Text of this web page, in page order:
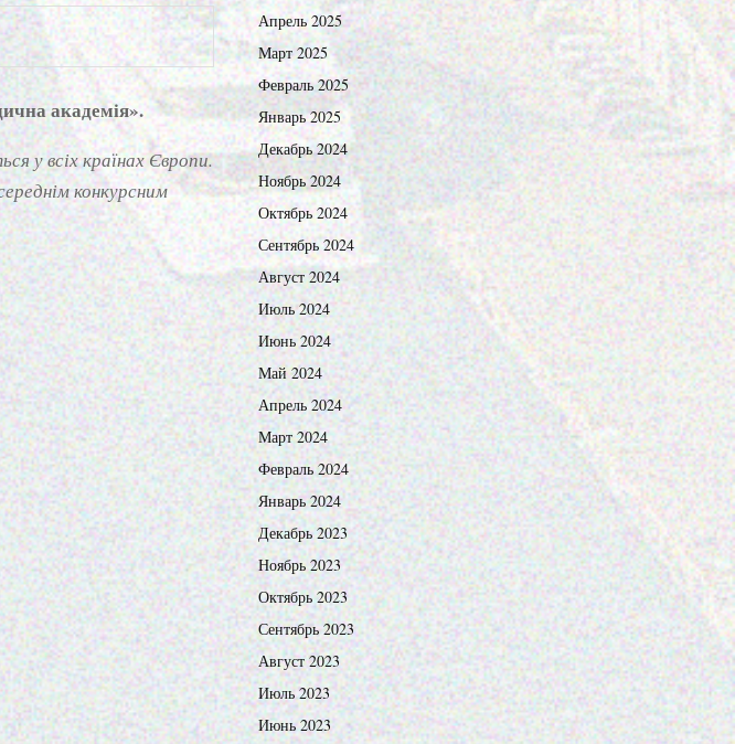
академія».
у всіх країнах Європи.
конкурсним
Апрель 2025
Март 2025
Февраль 2025
Январь 2025
Декабрь 2024
Ноябрь 2024
Октябрь 2024
Сентябрь 2024
Август 2024
Июль 2024
Июнь 2024
Май 2024
Апрель 2024
Март 2024
Февраль 2024
Январь 2024
Декабрь 2023
Ноябрь 2023
Октябрь 2023
Сентябрь 2023
Август 2023
Июль 2023
Июнь 2023